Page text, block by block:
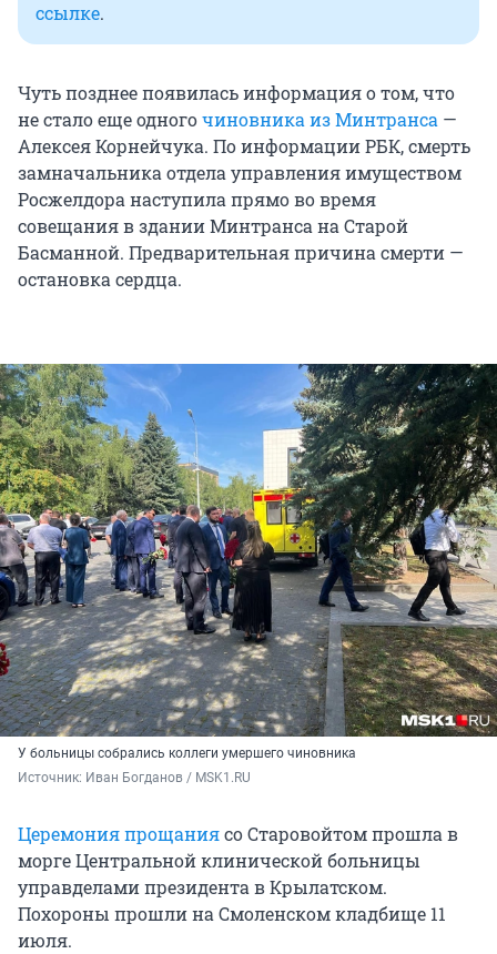
ссылке.
Чуть позднее появилась информация о том, что
не стало еще одногочиновника из Минтранса —
Алексея Корнейчука. По информации РБК, смерть
замначальника отдела управления имуществом
Росжелдора наступила прямо во время
совещания в здании Минтранса на Старой
Басманной. Предварительная причина смерти —
остановка сердца.
У больницы собрались коллеги умершего чиновника
Источник: Иван Богданов / MSK1.RU
Церемония прощаниясо Старовойтом прошла в
морге Центральной клинической больницы
управделами президента в Крылатском.
Похороны прошли на Смоленском кладбище 11
июля.